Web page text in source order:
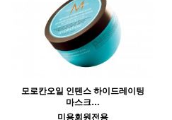
모로칸오일 인텐스 하이드레이팅
마스크…
미용회원전용